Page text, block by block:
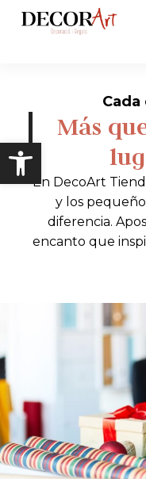
Abrir barra de
Más
En DecoArt
y los
diferencia.
encanto que